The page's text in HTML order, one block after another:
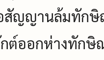
สัญญานล้มทัก
ต์ออกห่างทักษิ